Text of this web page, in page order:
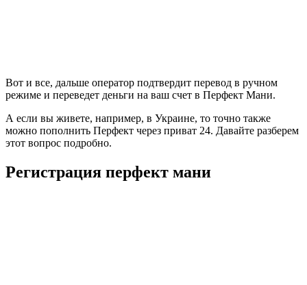
Вот и все, дальше оператор подтвердит перевод в ручном
режиме и переведет деньги на ваш счет в Перфект Мани.
А если вы живете, например, в Украине, то точно также
можно пополнить Перфект через приват 24. Давайте разберем
этот вопрос подробно.
Регистрация перфект мани